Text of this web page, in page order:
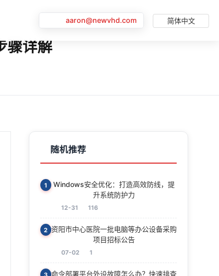
aaron@newvhd.com 简体中文
骤详解
随机推荐
1
Windows安全优化：打造高效防线，提
升系统防护力
12-31 116
2 资阳市中心医院一批电脑等办公设备采购
项目招标公告
07-02 1
3 命令部署平台外设故障怎么办？快速排查